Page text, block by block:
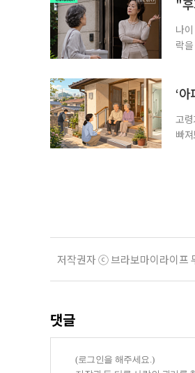
나
락
게
‘
고
빠
저작권자 ⓒ 브라보마이라이프
댓글